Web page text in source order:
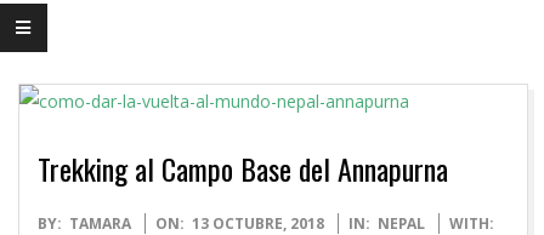
Trekking al Campo Base del Annapurna
2018-
BY: TAMARA ON: 13 OCTUBRE, 2018 IN: NEPAL
WITH: